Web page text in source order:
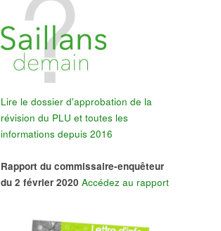
Lire le dossier d'approbation de la
révision du PLU et toutes les
informations depuis 2016
Rapport du commissaire-enquêteur
du 2 février 2020 Accédez au rapport